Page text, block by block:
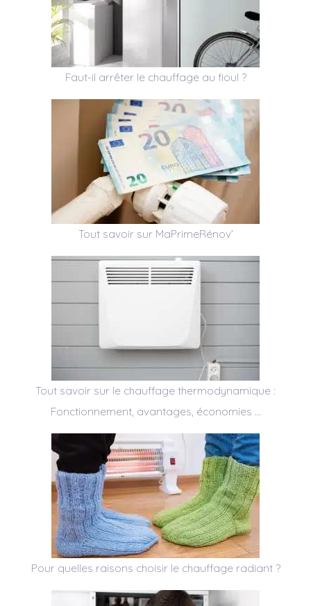
Faut-il arrêter le chauffage au fioul ?
Tout savoir sur MaPrimeRénov’
Tout savoir sur le chauffage thermodynamique :
Fonctionnement, avantages, économies …
Pour quelles raisons choisir le chauffage radiant ?